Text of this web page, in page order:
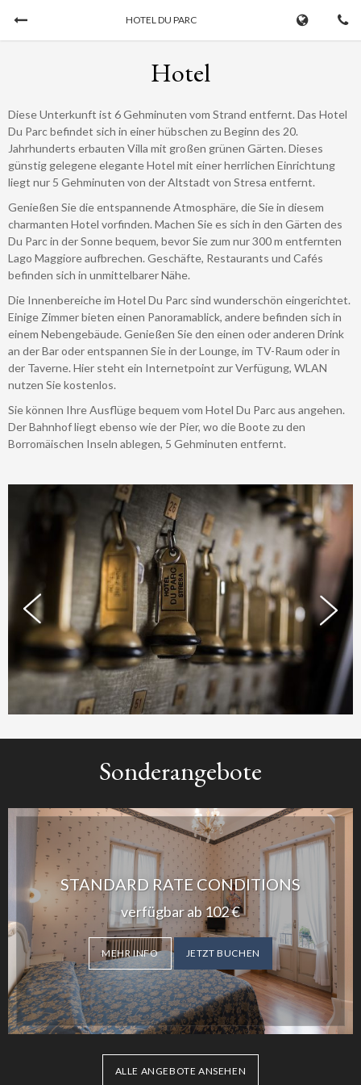
HOTEL DU PARC
Jetzt buchen
09/08/2026
ERWACHSENE KINDER
Buchung stornieren
Hotel
Diese Unterkunft ist 6 Gehminuten vom Strand entfernt. Das Hotel
Du Parc befindet sich in einer hübschen zu Beginn des 20.
Jahrhunderts erbauten Villa mit großen grünen Gärten. Dieses
günstig gelegene elegante Hotel mit einer herrlichen Einrichtung
liegt nur 5 Gehminuten von der Altstadt von Stresa entfernt.
Genießen Sie die entspannende Atmosphäre, die Sie in diesem
charmanten Hotel vorfinden. Machen Sie es sich in den Gärten des
Du Parc in der Sonne bequem, bevor Sie zum nur 300 m entfernten
Lago Maggiore aufbrechen. Geschäfte, Restaurants und Cafés
befinden sich in unmittelbarer Nähe.
Die Innenbereiche im Hotel Du Parc sind wunderschön eingerichtet.
Einige Zimmer bieten einen Panoramablick, andere befinden sich in
einem Nebengebäude. Genießen Sie den einen oder anderen Drink
an der Bar oder entspannen Sie in der Lounge, im TV-Raum oder in
der Taverne. Hier steht ein Internetpoint zur Verfügung, WLAN
nutzen Sie kostenlos.
Sie können Ihre Ausflüge bequem vom Hotel Du Parc aus angehen.
Der Bahnhof liegt ebenso wie der Pier, wo die Boote zu den
Borromäischen Inseln ablegen, 5 Gehminuten entfernt.
Sonderangebote
STANDARD RATE CONDITIONS
verfügbar ab102€
MEHR INFO JETZT BUCHEN
ALLE ANGEBOTE ANSEHEN